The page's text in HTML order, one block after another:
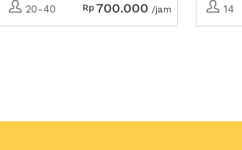
20-40 Rp 700.000 /jam 14